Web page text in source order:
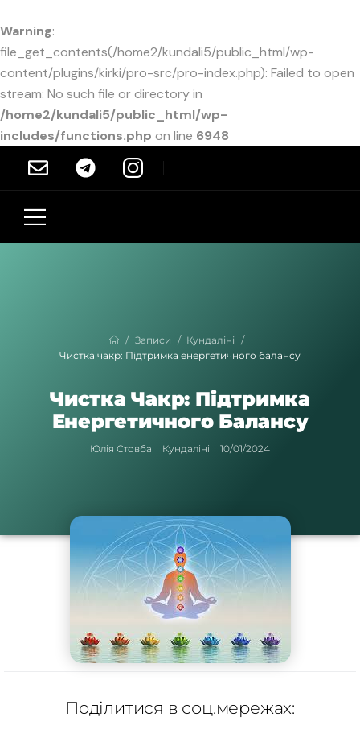
Warning:
file_get_contents(/home2/kundali5/public_html/wp-
content/plugins/kirki/pro-src/pro-index.php): Failed to open
stream: No such file or directory in
/home2/kundali5/public_html/wp-
includes/functions.php on line 6948
/ Записи / Кундаліні /
Чистка чакр: Підтримка енергетичного балансу
Чистка Чакр: Підтримка
Енергетичного Балансу
Юлія Стовба Кундаліні 10/01/2024
Поділитися в соц.мережах: